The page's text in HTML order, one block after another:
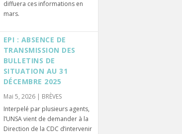
diffuera ces informations en
mars.
EPI : ABSENCE DE
TRANSMISSION DES
BULLETINS DE
SITUATION AU 31
DÉCEMBRE 2025
Mai 5, 2026| BRÈVES
Interpelé par plusieurs agents,
l’UNSA vient de demander à la
Direction de la CDC d’intervenir